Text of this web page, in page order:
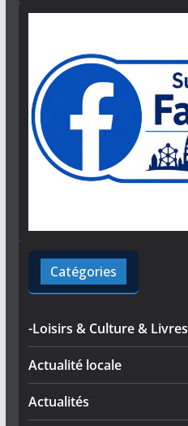
Catégories
-Loisirs & Culture & Livres
Actualité locale
Actualités